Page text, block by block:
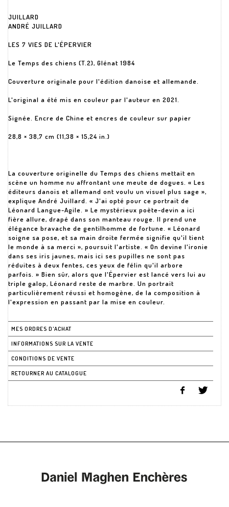
JUILLARD
ANDRÉ JUILLARD
LES 7 VIES DE L'ÉPERVIER
Le Temps des chiens (T.2), Glénat 1984
Couverture originale pour l'édition danoise et allemande.
L'original a été mis en couleur par l'auteur en 2021.
Signée. Encre de Chine et encres de couleur sur papier
28,8 × 38,7 cm (11,38 × 15,24 in.)
La couverture originelle du Temps des chiens mettait en
scène un homme nu affrontant une meute de dogues. « Les
éditeurs danois et allemand ont voulu un visuel plus sage »,
explique André Juillard. « J'ai opté pour ce portrait de
Léonard Langue-Agile. » Le mystérieux poète-devin a ici
fière allure, drapé dans son manteau rouge. Il prend une
élégance bravache de gentilhomme de fortune. « Léonard
soigne sa pose, et sa main droite fermée signifie qu'il tient
le monde à sa merci », poursuit l'artiste. « On devine l'ironie
dans ses iris jaunes, mais ici ses pupilles ne sont pas
réduites à deux fentes, ces yeux de félin qu'il arbore
parfois. » Bien sûr, alors que l'Épervier est lancé vers lui au
triple galop, Léonard reste de marbre. Un portrait
particulièrement réussi et homogène, de la composition à
l'expression en passant par la mise en couleur.
MES ORDRES D'ACHAT
INFORMATIONS SUR LA VENTE
CONDITIONS DE VENTE
RETOURNER AU CATALOGUE